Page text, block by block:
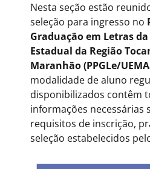
Nesta seção estão
seleção para ingresso no
Graduação em Letras
Estadual da Região
Maranhão (PPGLe/
modalidade de aluno
disponibilizados contêm
informações necessárias
requisitos de inscrição,
seleção estabelecidos